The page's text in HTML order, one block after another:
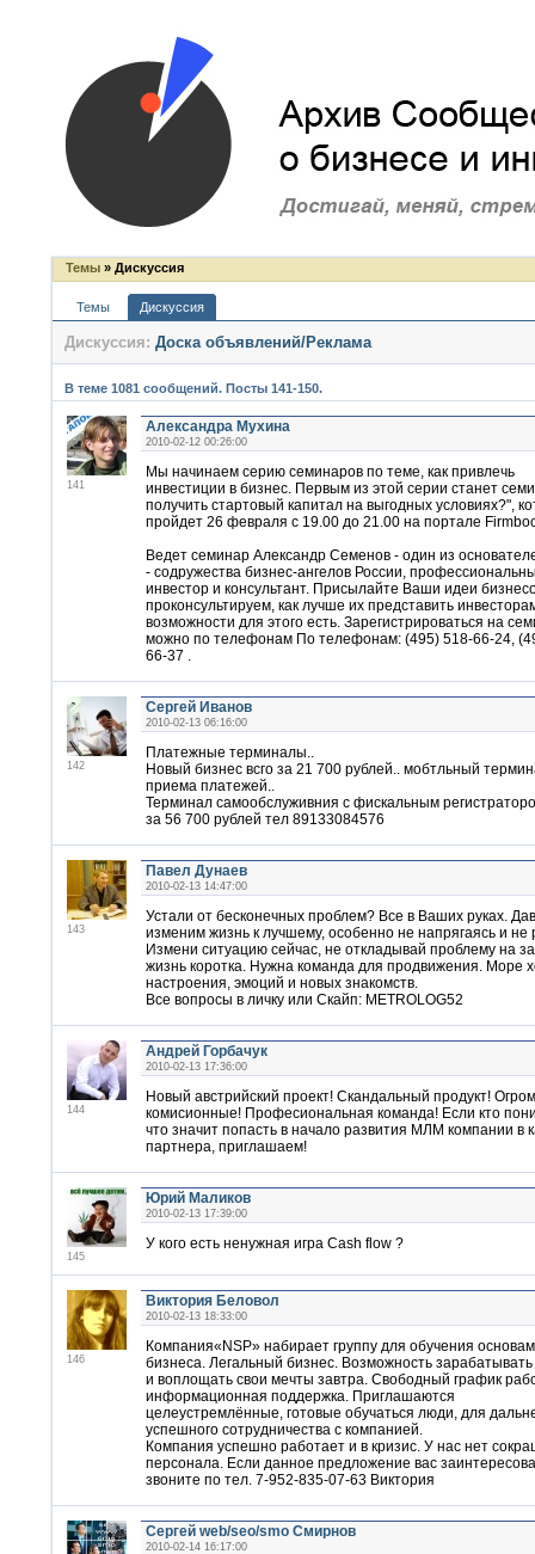
Темы » Дискуссия
Темы Дискуссия
Дискуссия: Доска объявлений/Реклама
В теме 1081 сообщений. Посты 141-150.
141
Александра Мухина
2010-02-12 00:26:00
Мы начинаем серию семинаров по теме, как привлечь
инвестиции в бизнес. Первым из этой серии станет
получить стартовый капитал на выгодных условиях?",
пройдет 26 февраля с 19.00 до 21.00 на портале
Ведет семинар Александр Семенов - один из
- содружества бизнес-ангелов России,
инвестор и консультант. Присылайте Ваши идеи
проконсультируем, как лучше их представить
возможности для этого есть. Зарегистрироваться на
можно по телефонам По телефонам: (495) 518-66-24,
66-37 .
142
Сергей Иванов
2010-02-13 06:16:00
Платежные терминалы..
Новый бизнес всго за 21 700 рублей.. мобтльный
приема платежей..
Терминал самообслуживния с фискальным
за 56 700 рублей тел 89133084576
143
Павел Дунаев
2010-02-13 14:47:00
Устали от бесконечных проблем? Все в Ваших руках.
изменим жизнь к лучшему, особенно не напрягаясь и не
Измени ситуацию сейчас, не откладывай проблему на
жизнь коротка. Нужна команда для продвижения. Море
настроения, эмоций и новых знакомств.
Все вопросы в личку или Скайп: METROLOG52
144
Андрей Горбачук
2010-02-13 17:36:00
Новый австрийский проект! Скандальный продукт!
комисионные! Професиональная команда! Если кто
что значит попасть в начало развития МЛМ компании в
партнера, приглашаем!
145
Юрий Маликов
2010-02-13 17:39:00
У кого есть ненужная игра Cash flow ?
146
Виктория Беловол
2010-02-13 18:33:00
Компания«NSP» набирает группу для обучения основам
бизнеса. Легальный бизнес. Возможность зарабатывать
и воплощать свои мечты завтра. Свободный график
информационная поддержка. Приглашаются
целеустремлённые, готовые обучаться люди, для
успешного сотрудничества с компанией.
Компания успешно работает и в кризис. У нас нет
персонала. Если данное предложение вас
звоните по тел. 7-952-835-07-63 Виктория
Сергей web/seo/smo Смирнов
2010-02-14 16:17:00